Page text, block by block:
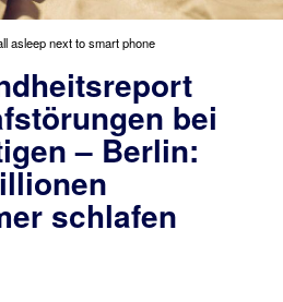
asleep next to smart phone
bei
– Berlin:
schlafen